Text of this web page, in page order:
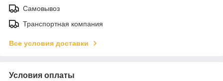
Самовывоз
Транспортная компания
Все условия доставки
Условия оплаты